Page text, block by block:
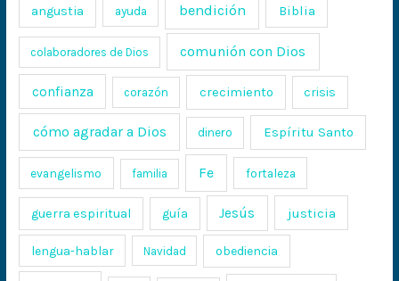
angustia ayuda bendición Biblia
colaboradores de Dios comunión con Dios
confianza corazón crecimiento crisis
cómo agradar a Dios dinero Espíritu Santo
evangelismo familia Fe fortaleza
guerra espiritual guía Jesús justicia
lengua-hablar Navidad obediencia